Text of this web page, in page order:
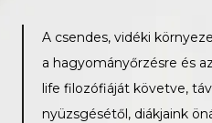
A csendes, vidéki
a hagyományőrzésre és
life filozófiáját követve,
nyüzsgésétől, diákjaink